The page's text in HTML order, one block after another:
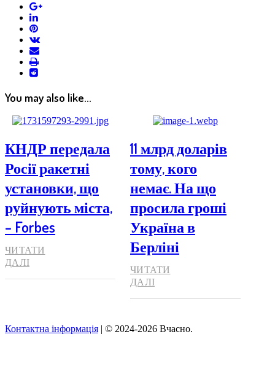
google+
linkedin
pinterest
vkontakte
email
print
reddit
reddit
You may also like...
КНДР передала
Росії ракетні
установки, що
руйнують міста,
– Forbes
ЧИТАТИ
ДАЛІ
11 млрд доларів
тому, кого
немає. На що
просила гроші
Україна в
Берліні
ЧИТАТИ
ДАЛІ
Контактна інформація | © 2024-2026 Вчасно.